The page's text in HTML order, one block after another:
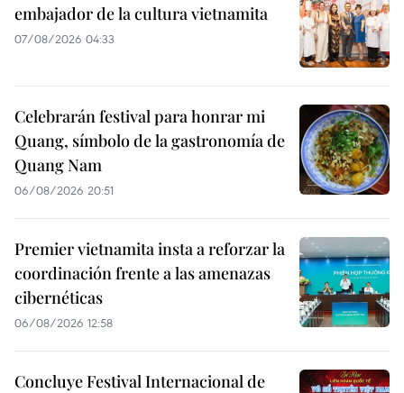
embajador de la cultura vietnamita
07/08/2026 04:33
Celebrarán festival para honrar mi
Quang, símbolo de la gastronomía de
Quang Nam
06/08/2026 20:51
Premier vietnamita insta a reforzar la
coordinación frente a las amenazas
cibernéticas
06/08/2026 12:58
Concluye Festival Internacional de